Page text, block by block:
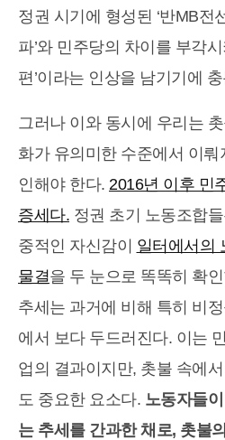
정권 시기에 형성된 ‘반MB전
파’와 민주당의 차이를 부각
편’이라는 인상을 남기기에
그러나 이와 동시에 우리는
화가 유의미한 수준에서 이
인해야 한다. 2016년 이후 민
증세다. 정권 초기 노동조합
중적인 자신감이 일터에서의
물결을 두 눈으로 똑똑히 확
추세는 과거에 비해 특히 비
에서 보다 두드러진다. 이는
업의 결과이지만, 촛불 속에
도 중요한 요소다. 노동자들
는 추세를 간과한 채로, 촛불